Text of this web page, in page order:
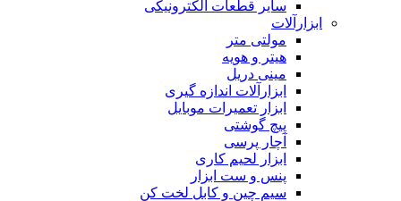
سایر قطعات الکترونیکی
ابزارآلات
مولتی متر
هیتر و هویه
مینی دریل
ابزارآلات اندازه گیری
ابزار تعمیرات موبایل
پیچ گوشتی
آچار پرسی
ابزار لحیم کاری
پنس و ست ابزار
سیم چین و کابل لخت کن